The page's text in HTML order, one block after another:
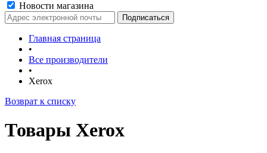
Новости магазина
Главная страница
•
Все производители
•
Xerox
Возврат к списку
Товары Xerox